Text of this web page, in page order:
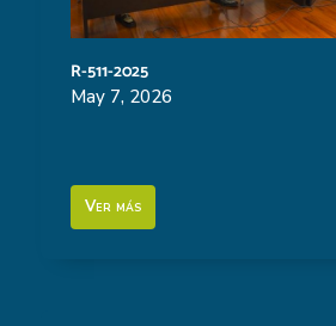
R-511-2025
May 7, 2026
Ver más